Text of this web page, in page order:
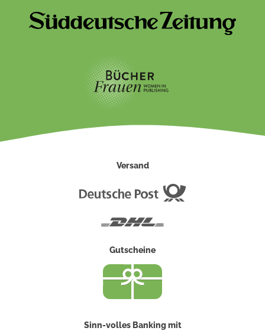
Versand
Gutscheine
Sinn-volles Banking mit